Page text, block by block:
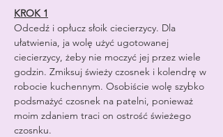
KROK 1
Odcedź i opłucz słoik ciecierzycy. Dla
ułatwienia, ja wolę użyć ugotowanej
ciecierzycy, żeby nie moczyć jej przez wiele
godzin. Zmiksuj świeży czosnek i kolendrę w
robocie kuchennym. Osobiście wolę szybko
podsmażyć czosnek na patelni, ponieważ
moim zdaniem traci on ostrość świeżego
czosnku.